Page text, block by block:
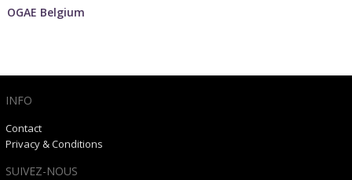
OGAE Belgium
INFO
Contact
Privacy & Conditions
SUIVEZ-NOUS